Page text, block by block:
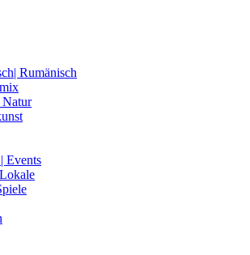
Rumänisch
Natur
Events